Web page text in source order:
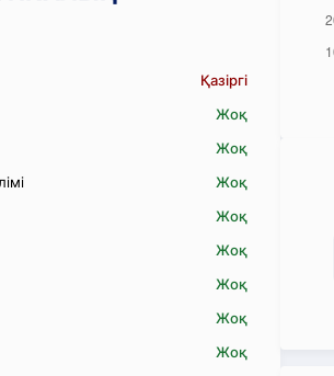
Қазіргі
Жоқ
Жоқ
Жоқ
Жоқ
Жоқ
Жоқ
Жоқ
Жоқ